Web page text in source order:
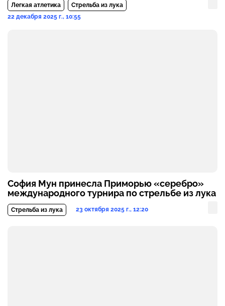
Легкая атлетика
Стрельба из лука
22 декабря 2025 г., 10:55
София Мун принесла Приморью «серебро»
международного турнира по стрельбе из лука
Стрельба из лука 23 октября 2025 г., 12:20